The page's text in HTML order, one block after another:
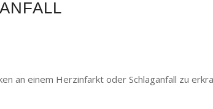
an einem Herzinfarkt oder Schlaganfall zu